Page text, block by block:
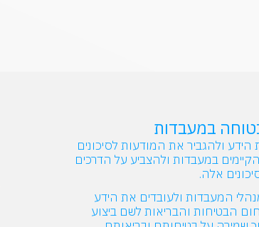
במעבדות
ולהגביר את המודעות לסיכונים
במעבדות ולהצביע על הדרכים
אלה.
המעבדות ולעובדים את הידע
הבטיחות והבריאות לשם ביצוע